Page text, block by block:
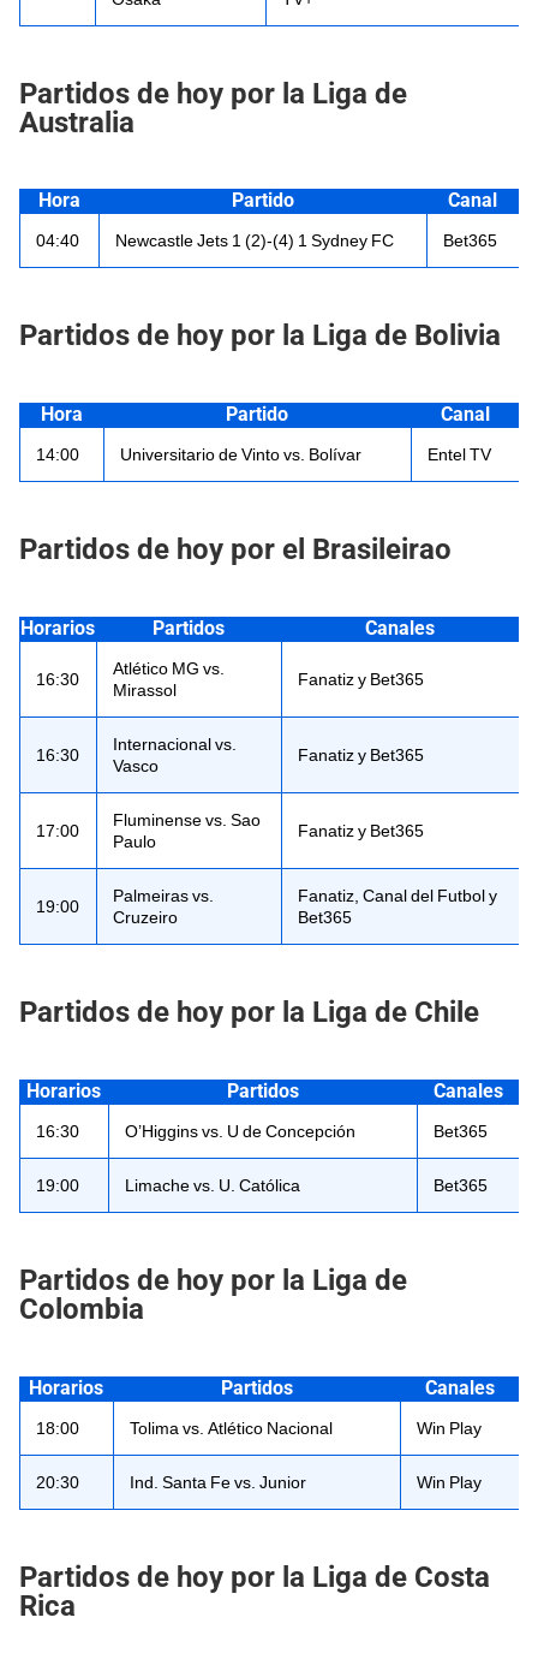
Partidos de hoy por la Liga de
Australia
Hora Partido Canal
04:40 Newcastle Jets 1 (2)-(4) 1 Sydney FC Bet365
Partidos de hoy por la Liga de Bolivia
Hora Partido Canal
14:00 Universitario de Vinto vs. Bolívar Entel TV
Partidos de hoy por el Brasileirao
Horarios Partidos Canales
16:30
Atlético MG vs.
Mirassol
Fanatiz y Bet365
16:30
Internacional vs.
Vasco
Fanatiz y Bet365
17:00
Fluminense vs. Sao
Paulo
Fanatiz y Bet365
19:00
Palmeiras vs.
Cruzeiro
Fanatiz, Canal del Futbol y
Bet365
Partidos de hoy por la Liga de Chile
Horarios Partidos Canales
16:30 O’Higgins vs. U de Concepción Bet365
19:00 Limache vs. U. Católica Bet365
Partidos de hoy por la Liga de
Colombia
Horarios Partidos Canales
18:00 Tolima vs. Atlético Nacional Win Play
20:30 Ind. Santa Fe vs. Junior Win Play
Partidos de hoy por la Liga de Costa
Rica